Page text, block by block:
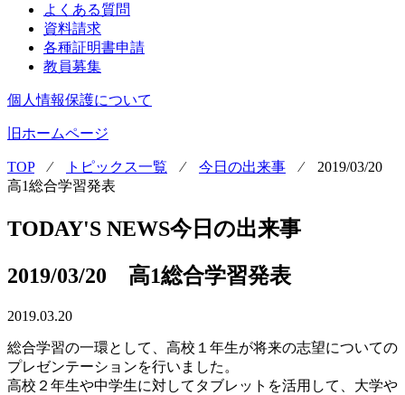
よくある質問
資料請求
各種証明書申請
教員募集
個人情報保護について
旧ホームページ
TOP⁄ トピックス一覧 ⁄ 今日の出来事 ⁄ 2019/03/20
高1総合学習発表
TODAY'S NEWS今日の出来事
2019/03/20 高1総合学習発表
2019.03.20
総合学習の一環として、高校１年生が将来の志望についての
プレゼンテーションを行いました。
高校２年生や中学生に対してタブレットを活用して、大学や